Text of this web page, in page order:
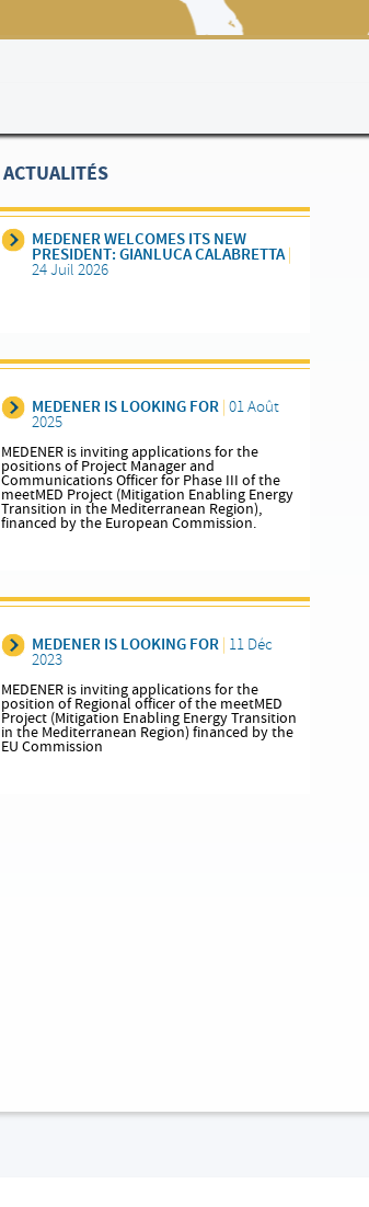
ACTUALITÉS
MEDENER WELCOMES ITS NEW
PRESIDENT: GIANLUCA CALABRETTA |
24 Juil 2026
MEDENER IS LOOKING FOR | 01 Août
2025
MEDENER is inviting applications for the
positions of Project Manager and
Communications Officer for Phase III of the
meetMED Project (Mitigation Enabling Energy
Transition in the Mediterranean Region),
financed by the European Commission.
MEDENER IS LOOKING FOR | 11 Déc
2023
MEDENER is inviting applications for the
position of Regional officer of the meetMED
Project (Mitigation Enabling Energy Transition
in the Mediterranean Region) financed by the
EU Commission